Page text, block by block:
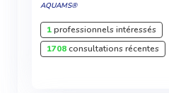
AQUAMS®
1professionnels intéressés
1708consultations récentes